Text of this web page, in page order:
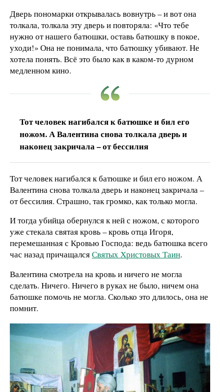
Дверь пономарки открывалась вовнутрь – и вот она
толкала, толкала эту дверь и повторяла: «Что тебе
нужно от нашего батюшки, оставь батюшку в покое,
уходи!» Она не понимала, что батюшку убивают. Не
хотела понять. Всё это было как в каком-то дурном
медленном кино.
Тот человек нагибался к батюшке и бил его
ножом. А Валентина снова толкала дверь и
наконец закричала – от бессилия
Тот человек нагибался к батюшке и бил его ножом. А
Валентина снова толкала дверь и наконец закричала –
от бессилия. Страшно, так громко, как только могла.
И тогда убийца обернулся к ней с ножом, с которого
уже стекала святая кровь – кровь отца Игоря,
перемешанная с Кровью Господа: ведь батюшка всего
час назад причащалсяСвятых Христовых Таин.
Валентина смотрела на кровь и ничего не могла
сделать. Ничего. Ничего в руках не было, ничем она
батюшке помочь не могла. Сколько это длилось, она не
помнит.